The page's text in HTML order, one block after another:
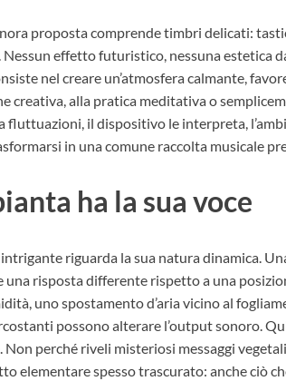
proposta comprende timbri delicati:
effetto futuristico, nessuna estetica
nel creare un’atmosfera calmante,
creativa, alla pratica meditativa o
fluttuazioni, il dispositivo le interpreta,
in una comune raccolta musicale
ha la sua voce
intrigante riguarda la sua natura dinamica.
una risposta differente rispetto a una
uno spostamento d’aria vicino al
possono alterare l’output sonoro.
Non perché riveli misteriosi messaggi
elementare spesso trascurato: anche ciò